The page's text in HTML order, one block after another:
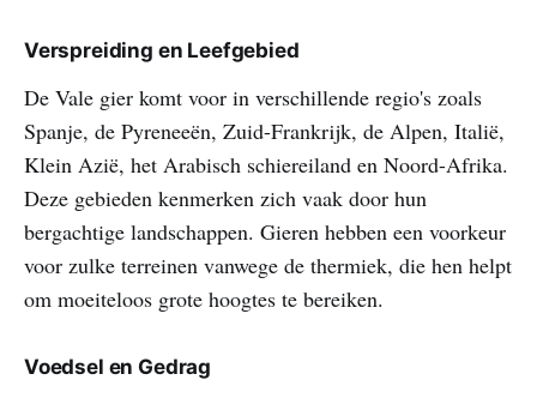
Verspreiding en Leefgebied
De Vale gier komt voor in verschillende regio's zoals
Spanje, de Pyreneeën, Zuid-Frankrijk, de Alpen, Italië,
Klein Azië, het Arabisch schiereiland en Noord-Afrika.
Deze gebieden kenmerken zich vaak door hun
bergachtige landschappen. Gieren hebben een voorkeur
voor zulke terreinen vanwege de thermiek, die hen helpt
om moeiteloos grote hoogtes te bereiken.
Voedsel en Gedrag